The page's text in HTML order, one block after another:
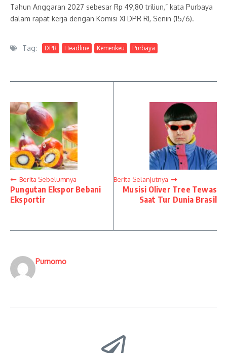
Tahun Anggaran 2027 sebesar Rp 49,80 triliun,” kata Purbaya
dalam rapat kerja dengan Komisi XI DPR RI, Senin (15/6).
Tag: DPR Headline Kemenkeu Purbaya
Berita Sebelumnya
Pungutan Ekspor Bebani
Eksportir
Berita Selanjutnya
Musisi Oliver Tree Tewas
Saat Tur Dunia Brasil
Purnomo